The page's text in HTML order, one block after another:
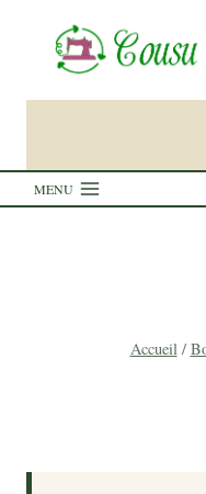
contenu
MENU
Accueil /